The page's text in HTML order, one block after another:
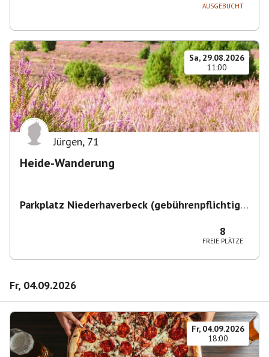
AUSGEBUCHT
Sa, 29.08.2026
11:00
Jürgen, 71
Heide-Wanderung
Parkplatz Niederhaverbeck (gebührenpflichtig),
8
FREIE PLÄTZE
Fr, 04.09.2026
Fr, 04.09.2026
18:00